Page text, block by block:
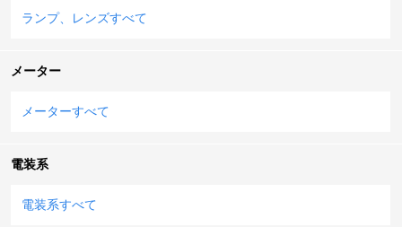
ランプ、レンズすべて
メーター
メーターすべて
電装系
電装系すべて